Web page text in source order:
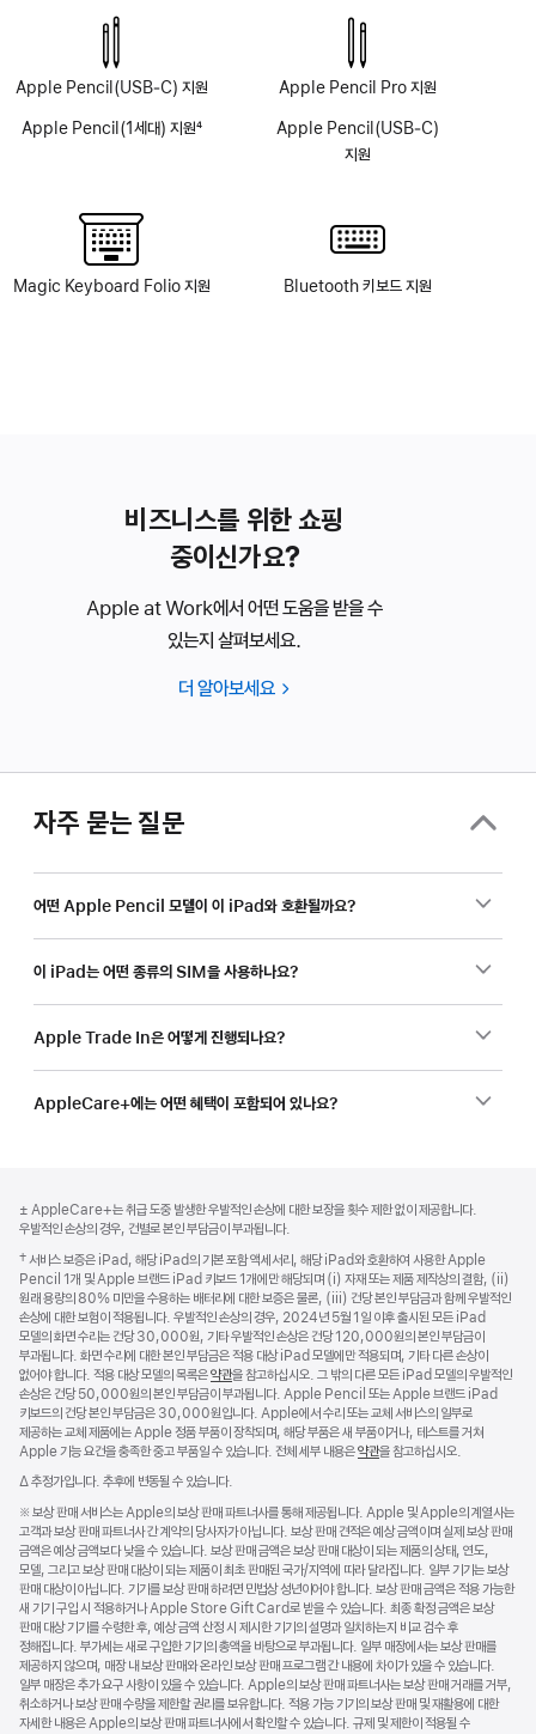
Apple Pencil(USB‑C) 지원
Apple Pencil(1세대) 지원4
Magic Keyboard Folio 지원
Apple Pencil Pro 지원
Apple Pencil(USB‑C)
지원
Bluetooth 키보드 지원
비즈니스를 위한 쇼핑
중이신가요?
Apple at Work에서 어떤 도움을 받을 수
있는지 살펴보세요.
더 알아보세요 비즈니스를
자주 묻는 질문
어떤 Apple Pencil 모델이 이 iPad와 호환될까요?
이 iPad는 어떤 종류의 SIM을 사용하나요?
Apple Trade In은 어떻게 진행되나요?
AppleCare+에는 어떤 혜택이 포함되어 있나요?
각주
± AppleCare+는 취급 도중 발생한 우발적인 손상에 대한 보장을 횟수 제한 없이 제공합니다.
우발적인 손상의 경우, 건별로 본인 부담금이 부과됩니다.
각주
† 서비스 보증은 iPad, 해당 iPad의 기본 포함 액세서리, 해당 iPad와 호환하여 사용한 Apple
Pencil 1개 및 Apple 브랜드 iPad 키보드 1개에만 해당되며 (i) 자재 또는 제품 제작상의 결함, (ii)
원래 용량의 80% 미만을 수용하는 배터리에 대한 보증은 물론, (iii) 건당 본인 부담금과 함께 우발적인
손상에 대한 보험이 적용됩니다. 우발적인 손상의 경우, 2024년 5월 1일 이후 출시된 모든 iPad
모델의 화면 수리는 건당 30,000원, 기타 우발적인 손상은 건당 120,000원의 본인 부담금이
부과됩니다. 화면 수리에 대한 본인 부담금은 적용 대상 iPad 모델에만 적용되며, 기타 다른 손상이
없어야 합니다. 적용 대상 모델의 목록은약관을 참고하십시오. 그 밖의 다른 모든 iPad 모델의 우발적인
손상은 건당 50,000원의 본인 부담금이 부과됩니다. Apple Pencil 또는 Apple 브랜드 iPad
키보드의 건당 본인 부담금은 30,000원입니다. Apple에서 수리 또는 교체 서비스의 일부로
제공하는 교체 제품에는 Apple 정품 부품이 장착되며, 해당 부품은 새 부품이거나, 테스트를 거쳐
Apple 기능 요건을 충족한 중고 부품일 수 있습니다. 전체 세부 내용은약관을 참고하십시오.
각주
∆ 추정가입니다. 추후에 변동될 수 있습니다.
각주
※ 보상 판매 서비스는 Apple의 보상 판매 파트너사를 통해 제공됩니다. Apple 및 Apple의 계열사는
고객과 보상 판매 파트너사 간 계약의 당사자가 아닙니다. 보상 판매 견적은 예상 금액이며 실제 보상 판매
금액은 예상 금액보다 낮을 수 있습니다. 보상 판매 금액은 보상 판매 대상이 되는 제품의 상태, 연도,
모델, 그리고 보상 판매 대상이 되는 제품이 최초 판매된 국가/지역에 따라 달라집니다. 일부 기기는 보상
판매 대상이 아닙니다. 기기를 보상 판매 하려면 민법상 성년이어야 합니다. 보상 판매 금액은 적용 가능한
새 기기 구입 시 적용하거나 Apple Store Gift Card로 받을 수 있습니다. 최종 확정 금액은 보상
판매 대상 기기를 수령한 후, 예상 금액 산정 시 제시한 기기의 설명과 일치하는지 비교 검수 후
정해집니다. 부가세는 새로 구입한 기기의 총액을 바탕으로 부과됩니다. 일부 매장에서는 보상 판매를
제공하지 않으며, 매장 내 보상 판매와 온라인 보상 판매 프로그램 간 내용에 차이가 있을 수 있습니다.
일부 매장은 추가 요구 사항이 있을 수 있습니다. Apple의 보상 판매 파트너사는 보상 판매 거래를 거부,
취소하거나 보상 판매 수량을 제한할 권리를 보유합니다. 적용 가능 기기의 보상 판매 및 재활용에 대한
자세한 내용은 Apple의 보상 판매 파트너사에서 확인할 수 있습니다. 규제 및 제한이 적용될 수